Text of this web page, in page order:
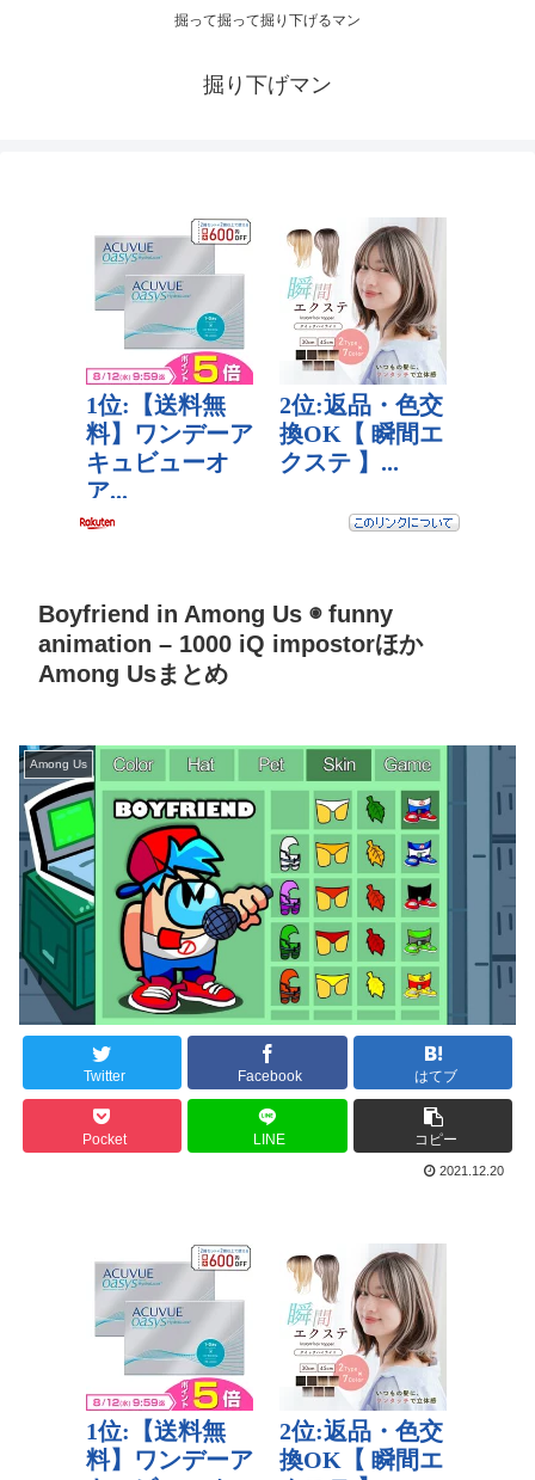
掘って掘って掘り下げるマン
掘り下げマン
Boyfriend in Among Us ◉ funny
animation – 1000 iQ impostorほか
Among Usまとめ
Among Us
Twitter Facebook はてブ
Pocket LINE コピー
2021.12.20